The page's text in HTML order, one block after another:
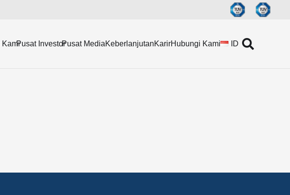
KamiPusat InvestorPusat MediaKeberlanjutanKarirHubungi Kami ID
September 2018 (Tidak Diaudit).